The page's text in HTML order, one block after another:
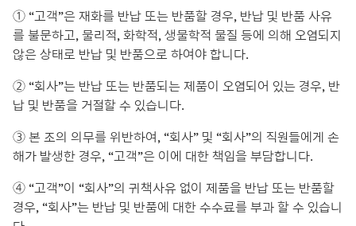
① “고객”은 재화를 반납 또는 반품할 경우, 반납 및 반품 사유
를 불문하고, 물리적, 화학적, 생물학적 물질 등에 의해 오염되지
않은 상태로 반납 및 반품으로 하여야 합니다.
② “회사”는 반납 또는 반품되는 제품이 오염되어 있는 경우, 반
납 및 반품을 거절할 수 있습니다.
③ 본 조의 의무를 위반하여, “회사” 및 “회사”의 직원들에게 손
해가 발생한 경우, “고객”은 이에 대한 책임을 부담합니다.
④ “고객”이 “회사”의 귀책사유 없이 제품을 반납 또는 반품할
경우, “회사”는 반납 및 반품에 대한 수수료를 부과 할 수 있습니